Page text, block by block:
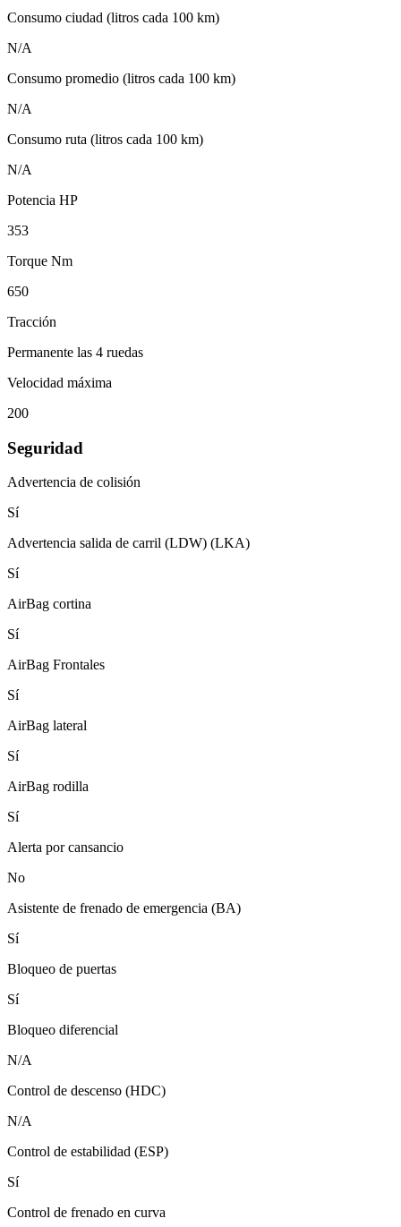
Consumo ciudad (litros cada 100 km)
N/A
Consumo promedio (litros cada 100 km)
N/A
Consumo ruta (litros cada 100 km)
N/A
Potencia HP
353
Torque Nm
650
Tracción
Permanente las 4 ruedas
Velocidad máxima
200
Seguridad
Advertencia de colisión
Sí
Advertencia salida de carril (LDW) (LKA)
Sí
AirBag cortina
Sí
AirBag Frontales
Sí
AirBag lateral
Sí
AirBag rodilla
Sí
Alerta por cansancio
No
Asistente de frenado de emergencia (BA)
Sí
Bloqueo de puertas
Sí
Bloqueo diferencial
N/A
Control de descenso (HDC)
N/A
Control de estabilidad (ESP)
Sí
Control de frenado en curva